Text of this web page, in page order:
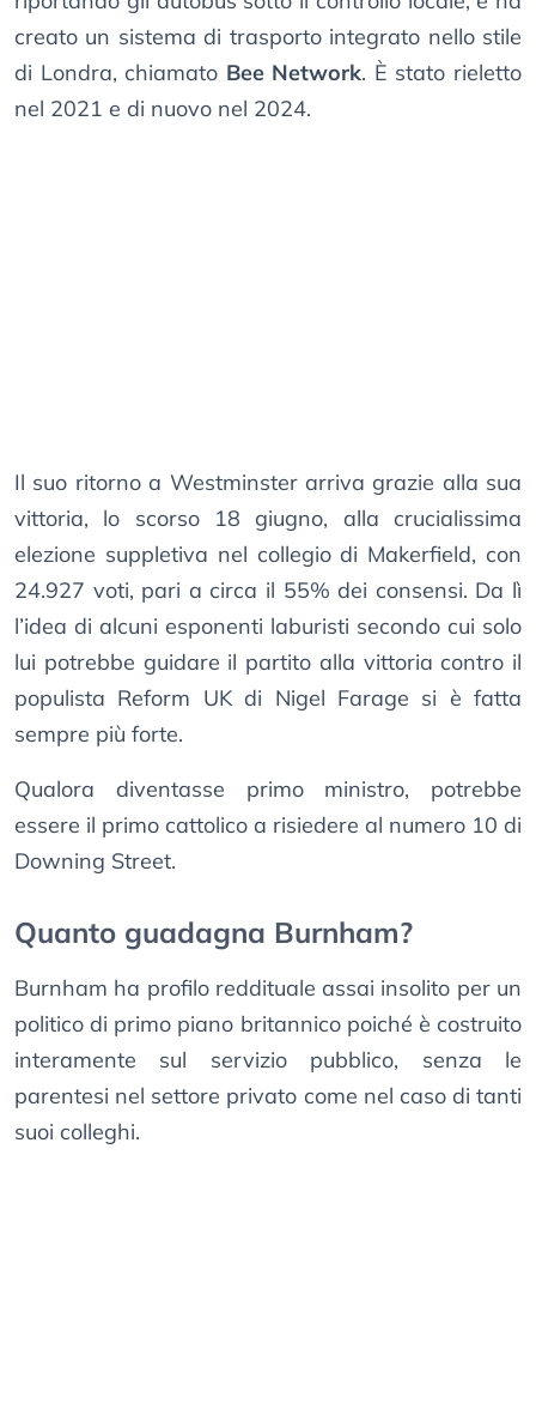
creato un sistema di trasporto integrato nello stile
di Londra, chiamato Bee Network. È stato rieletto
nel 2021 e di nuovo nel 2024.
Il suo ritorno a Westminster arriva grazie alla sua
vittoria, lo scorso 18 giugno, alla crucialissima
elezione suppletiva nel collegio di Makerfield, con
24.927 voti, pari a circa il 55% dei consensi. Da lì
l’idea di alcuni esponenti laburisti secondo cui solo
lui potrebbe guidare il partito alla vittoria contro il
populista Reform UK di Nigel Farage si è fatta
sempre più forte.
Qualora diventasse primo ministro, potrebbe
essere il primo cattolico a risiedere al numero 10 di
Downing Street.
Quanto guadagna Burnham?
Burnham ha profilo reddituale assai insolito per un
politico di primo piano britannico poiché è costruito
interamente sul servizio pubblico, senza le
parentesi nel settore privato come nel caso di tanti
suoi colleghi.